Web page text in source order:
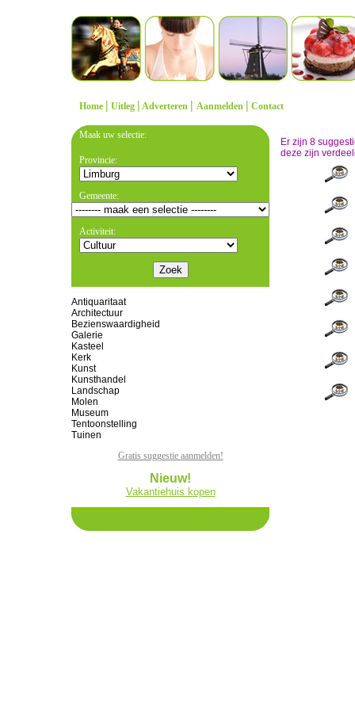
Home | Uitleg | Adverteren | Aanmelden | Contact
Maak uw selectie:
Provincie:
Gemeente:
Activiteit:
Antiquaritaat
Architectuur
Bezienswaardigheid
Galerie
Kasteel
Kerk
Kunst
Kunsthandel
Landschap
Molen
Museum
Tentoonstelling
Tuinen
Gratis suggestie aanmelden!
Nieuw!
Vakantiehuis kopen
Er zijn 8
deze zijn